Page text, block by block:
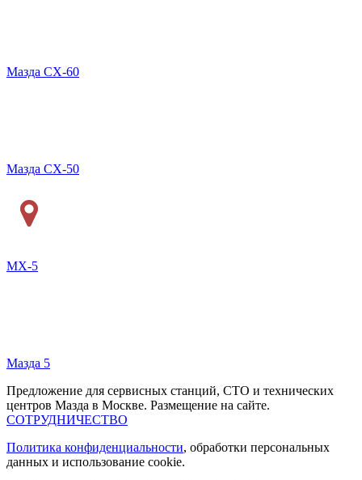
Мазда СХ-60
Мазда СХ-50
MX-5
Мазда 5
Предложение для сервисных станций, СТО и технических
центров Мазда в Москве. Размещение на сайте.
СОТРУДНИЧЕСТВО
Политика конфиденциальности, обработки персональных
данных и использование cookie.